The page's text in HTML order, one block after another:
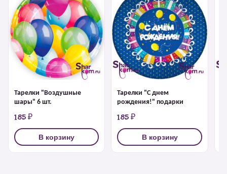
Тарелки "Воздушные
шары" 6 шт.
185 ₽
В корзину
Тарелки "С днем
рождения!" подарки
185 ₽
В корзину